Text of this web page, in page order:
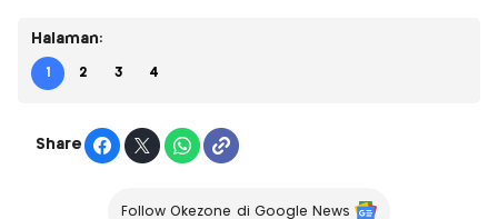
Halaman:
1 2 3 4
Share
Follow Okezone di Google News